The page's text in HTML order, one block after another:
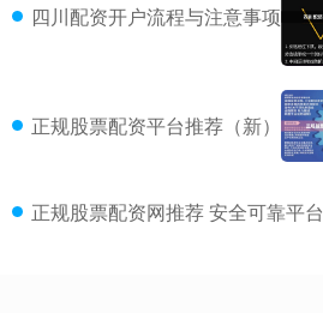
四川配资开户流程与注意事项
正规股票配资平台推荐（新）
正规股票配资网推荐 安全可靠平台